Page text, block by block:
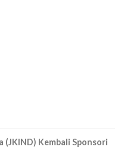
(JKIND) Kembali Sponsori